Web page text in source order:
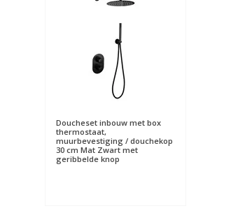
Doucheset inbouw met box
thermostaat,
muurbevestiging / douchekop
30 cm Mat Zwart met
geribbelde knop